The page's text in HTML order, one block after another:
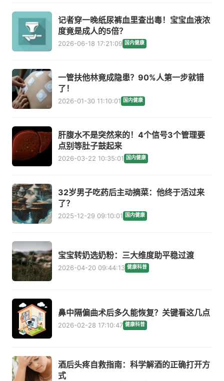
记者穿一晚纸尿裤血里查出毒！宝宝血液浓
度竟是成人的5倍？
2026-06-18 17:21:09 国内健康
一管扶他林竟成隐患？90%人第一步就错
了！
2026-01-30 11:10:01 国内健康
肝腹水不是突然来的！4个信号3个管理要
点别等肚子鼓起来
2026-03-22 10:35:01 国内健康
32岁男子吃药后主动摘菜：他终于活过来
了？
2025-12-29 09:10:01 国内健康
宝宝转奶选奶粉：三大维度助平稳过渡
2026-04-20 09:44:13 健康科普
鼻中隔偏曲术后多久能恢复？关键看这几点
2026-02-28 17:10:47 健康科普
酒后头疼自救指南：科学解酒的正确打开方
式